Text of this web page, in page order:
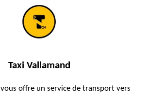
Taxi Vallamand
vous offre un service de transport vers